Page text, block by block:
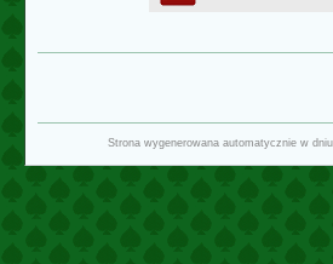
Strona wygenerowana automatycznie w dniu